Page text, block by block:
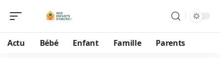
Actu Bébé Enfant Famille Parents